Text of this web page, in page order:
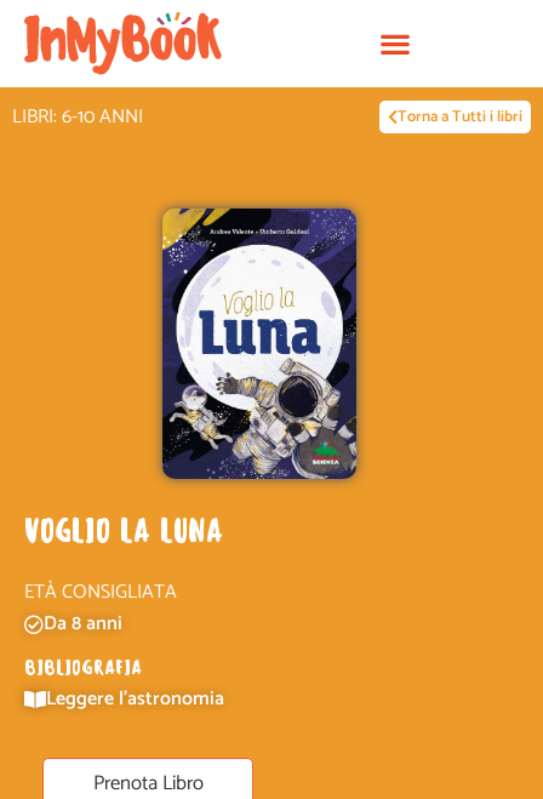
Vai
contenuto
LIBRI: 6-10 ANNI Torna a Tutti i libri
VOGLIO LA LUNA
ETÀ CONSIGLIATA
Da 8 anni
BIBLIOGRAFIA
Leggere l'astronomia
Prenota Libro